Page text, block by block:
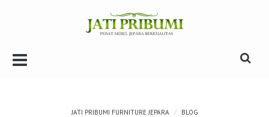
Toggle Navbar
JATI PRIBUMI FURNITURE JEPARA BLOG